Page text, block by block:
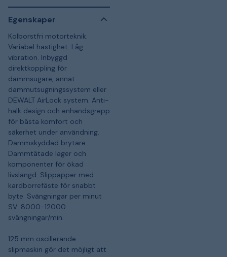
Egenskaper
Kolborstfri motorteknik.
Variabel hastighet. Låg
vibration. Inbyggd
direktkoppling för
dammsugare, annat
dammutsugningssystem eller
DEWALT AirLock system. Anti-
halk design och enhandsgrepp
för bästa komfort och
säkerhet under användning.
Dammskyddad brytare.
Dammtätade lager och
komponenter för ökad
livslängd. Slippapper med
kardborrefäste för snabbt
byte. Svängningar per minut
SV: 8000-12000
svängningar/min.
125 mm oscillerande
slipmaskin gör det möjligt att